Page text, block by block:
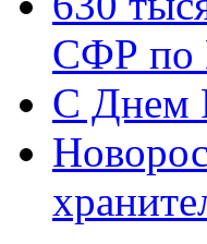
СФР по
C Днем